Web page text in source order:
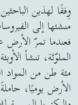
وِفقًا لهذين
منشئها إلى
فعندما تمرّ الأرض
الملوّثة، تنشأ
مئة طن من المواد
الأرض يوميًا،